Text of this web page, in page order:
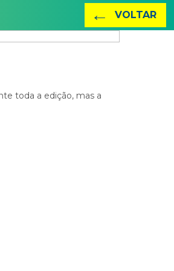
← VOLTAR
toda a edição, mas a